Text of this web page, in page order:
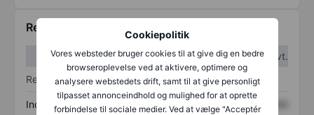
Cookiepolitik
Vores websteder bruger cookies til at give dig en bedre
browseroplevelse ved at aktivere, optimere og
analysere webstedets drift, samt til at give personligt
tilpasset annonceindhold og mulighed for at oprette
forbindelse til sociale medier. Ved at vælge "Acceptér
Regnskabstal
1. kvt.
2. kvt.
Resultatopgørelse
Indtægter XXXXXXX XXXXXXX